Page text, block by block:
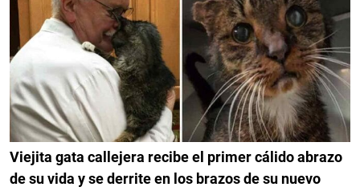
Viejita gata callejera recibe el primer cálido abrazo
de su vida y se derrite en los brazos de su nuevo